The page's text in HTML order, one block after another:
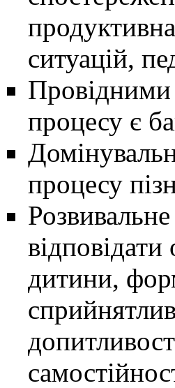
ситуацій,
Провідними
процесу є
процесу
дитини,